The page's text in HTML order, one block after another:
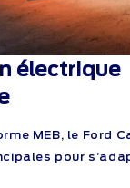
électrique
MEB, le Ford
pour